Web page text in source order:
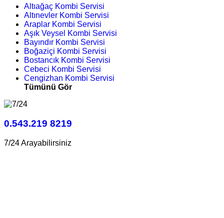
Altıağaç Kombi Servisi
Altınevler Kombi Servisi
Araplar Kombi Servisi
Aşık Veysel Kombi Servisi
Bayındır Kombi Servisi
Boğaziçi Kombi Servisi
Bostancık Kombi Servisi
Cebeci Kombi Servisi
Cengizhan Kombi Servisi
Tümünü Gör
0.543.219 8219
7/24 Arayabilirsiniz